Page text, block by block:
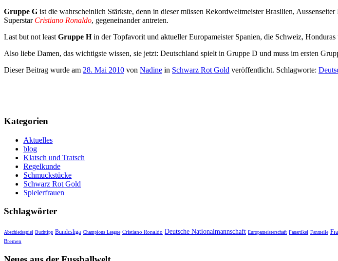
Gruppe G ist die wahrscheinlich Stärkste, denn in dieser müssen Rekordweltmeister Brasilien,
Superstar Cristiano Ronaldo, gegeneinander antreten.
Last but not least Gruppe Hin der Topfavorit und aktueller Europameister Spanien, die Schweiz, Honduras
Also liebe Damen, das wichtigste wissen, sie jetzt: Deutschland spielt in Gruppe D und muss im ersten
Dieser Beitrag wurde am 28. Mai 2010 von Nadine in Schwarz Rot Gold veröffentlicht. Schlagworte:
Kategorien
Aktuelles
blog
Klatsch und Tratsch
Regelkunde
Schmuckstücke
Schwarz Rot Gold
Spielerfrauen
Schlagwörter
Abschiedsspiel Buchtipp Bundesliga Champions League Cristiano Ronaldo Deutsche Nationalmannschaft Europameisterschaft Fanartikel Fanmeile
Bremen